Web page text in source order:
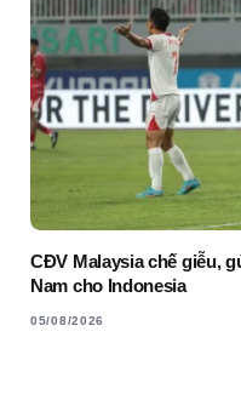
CĐV Malaysia chế giễu,
Nam cho Indonesia
05/08/2026